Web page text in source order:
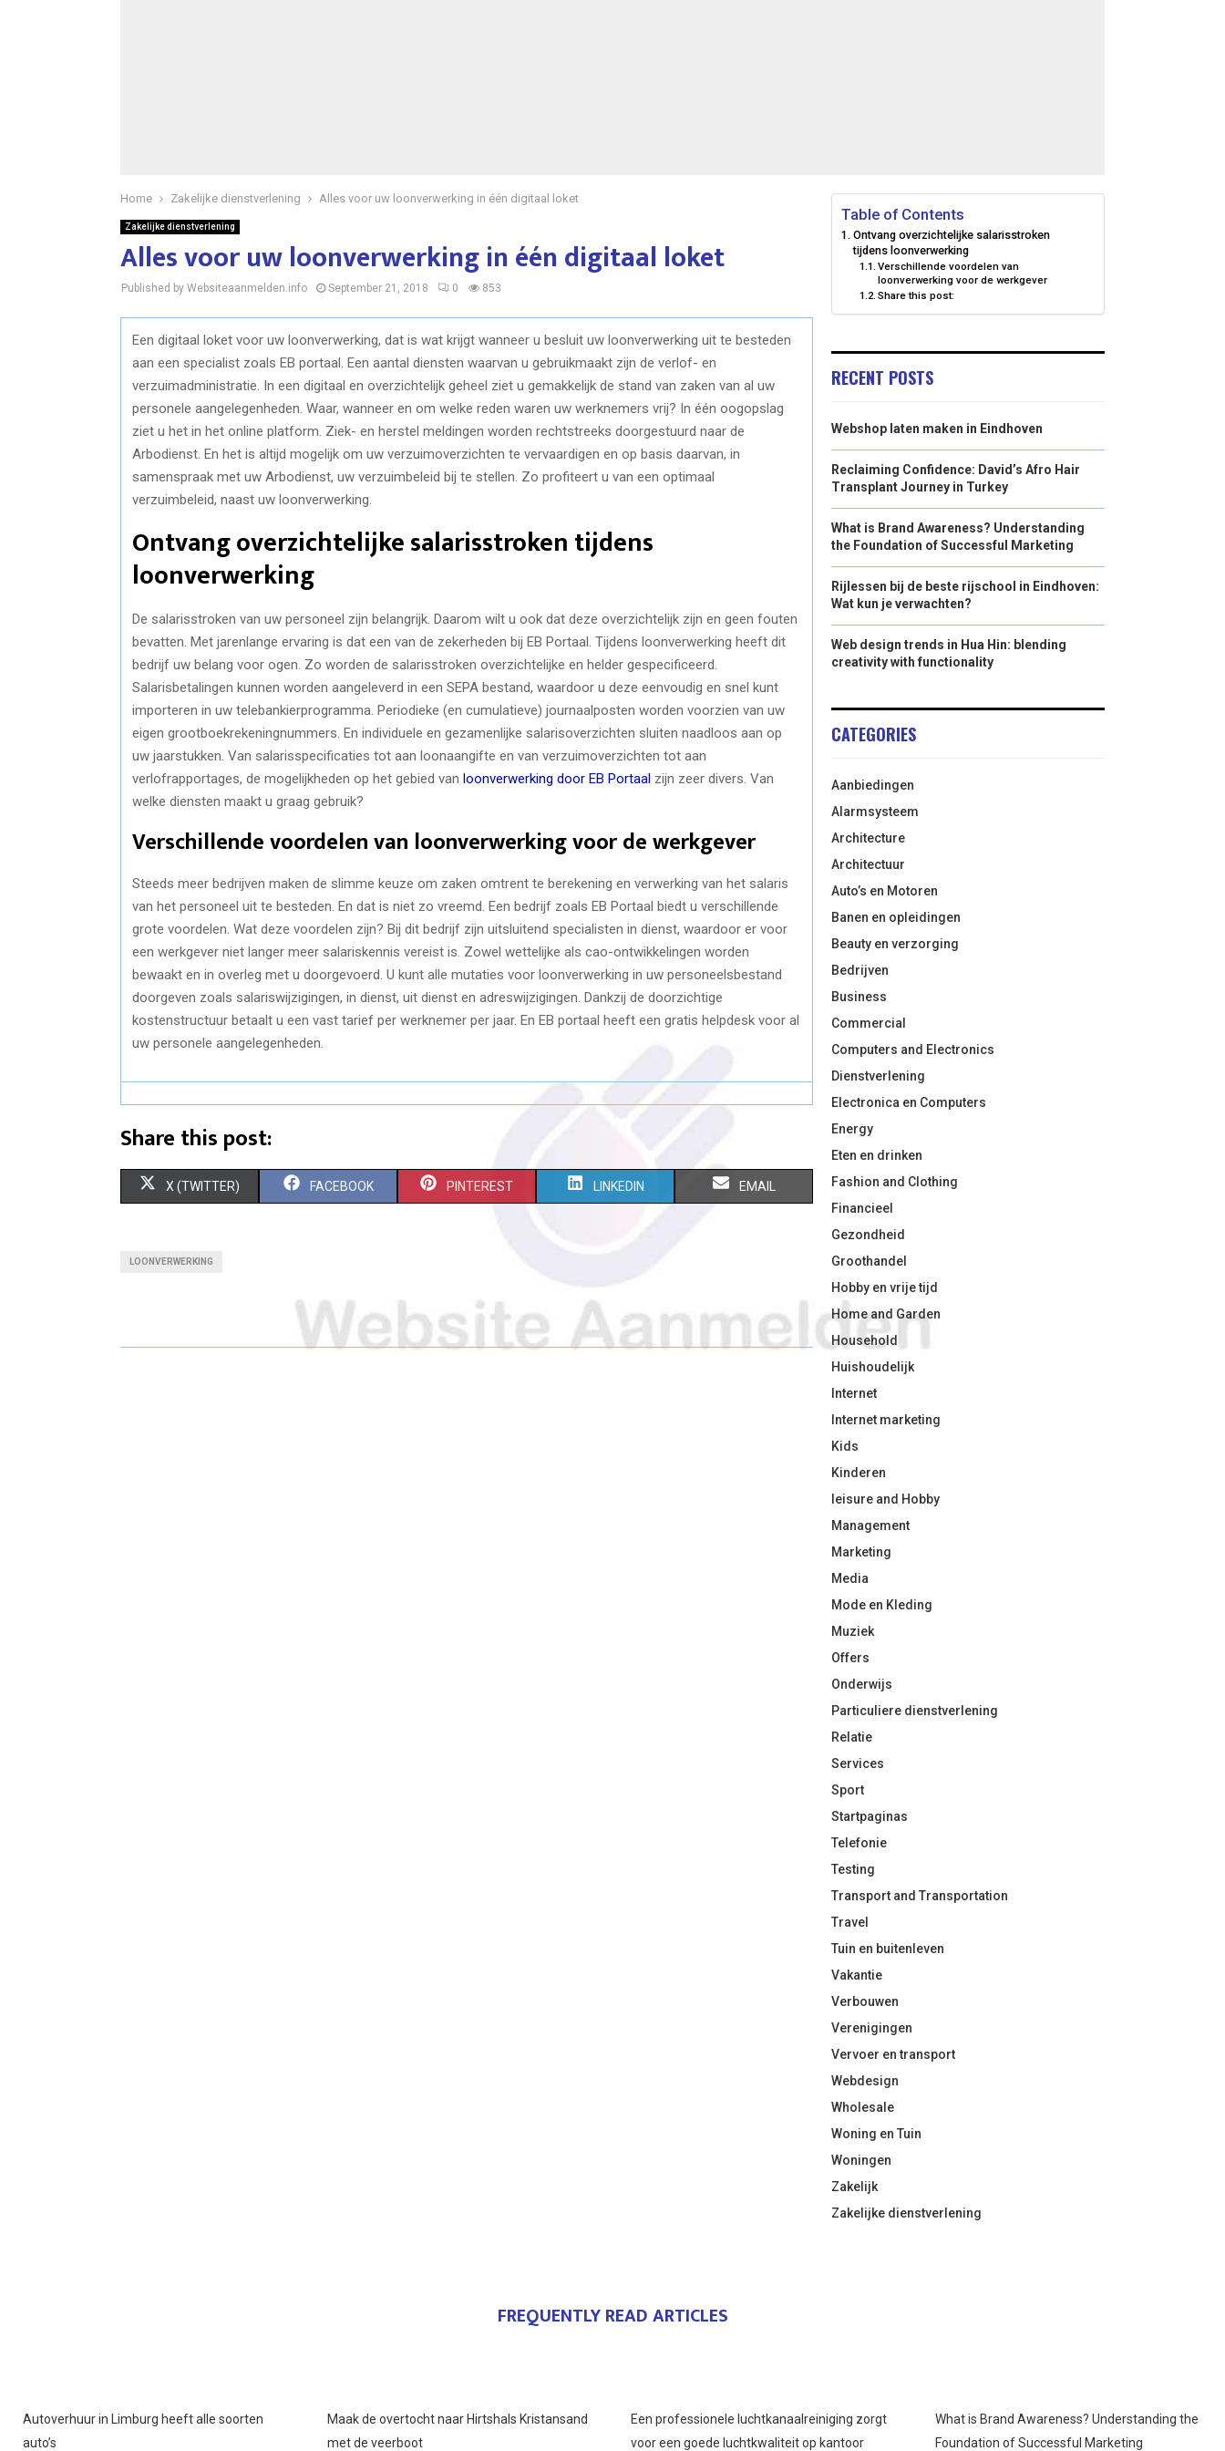
Home Zakelijke dienstverlening Alles voor uw loonverwerking in één digitaal loket
Zakelijke dienstverlening
Alles voor uw loonverwerking in één digitaal loket
Published by Websiteaanmelden.info September 21, 2018 0 853
Een digitaal loket voor uw loonverwerking, dat is wat krijgt wanneer u besluit uw loonverwerking uit te besteden
aan een specialist zoals EB portaal. Een aantal diensten waarvan u gebruikmaakt zijn de verlof- en
verzuimadministratie. In een digitaal en overzichtelijk geheel ziet u gemakkelijk de stand van zaken van al uw
personele aangelegenheden. Waar, wanneer en om welke reden waren uw werknemers vrij? In één oogopslag
ziet u het in het online platform. Ziek- en herstel meldingen worden rechtstreeks doorgestuurd naar de
Arbodienst. En het is altijd mogelijk om uw verzuimoverzichten te vervaardigen en op basis daarvan, in
samenspraak met uw Arbodienst, uw verzuimbeleid bij te stellen. Zo profiteert u van een optimaal
verzuimbeleid, naast uw loonverwerking.
Ontvang overzichtelijke salarisstroken tijdens
loonverwerking
De salarisstroken van uw personeel zijn belangrijk. Daarom wilt u ook dat deze overzichtelijk zijn en geen fouten
bevatten. Met jarenlange ervaring is dat een van de zekerheden bij EB Portaal. Tijdens loonverwerking heeft dit
bedrijf uw belang voor ogen. Zo worden de salarisstroken overzichtelijke en helder gespecificeerd.
Salarisbetalingen kunnen worden aangeleverd in een SEPA bestand, waardoor u deze eenvoudig en snel kunt
importeren in uw telebankierprogramma. Periodieke (en cumulatieve) journaalposten worden voorzien van uw
eigen grootboekrekeningnummers. En individuele en gezamenlijke salarisoverzichten sluiten naadloos aan op
uw jaarstukken. Van salarisspecificaties tot aan loonaangifte en van verzuimoverzichten tot aan
verlofrapportages, de mogelijkheden op het gebied van loonverwerking door EB Portaal zijn zeer divers. Van
welke diensten maakt u graag gebruik?
Verschillende voordelen van loonverwerking voor de werkgever
Steeds meer bedrijven maken de slimme keuze om zaken omtrent te berekening en verwerking van het salaris
van het personeel uit te besteden. En dat is niet zo vreemd. Een bedrijf zoals EB Portaal biedt u verschillende
grote voordelen. Wat deze voordelen zijn? Bij dit bedrijf zijn uitsluitend specialisten in dienst, waardoor er voor
een werkgever niet langer meer salariskennis vereist is. Zowel wettelijke als cao-ontwikkelingen worden
bewaakt en in overleg met u doorgevoerd. U kunt alle mutaties voor loonverwerking in uw personeelsbestand
doorgeven zoals salariswijzigingen, in dienst, uit dienst en adreswijzigingen. Dankzij de doorzichtige
kostenstructuur betaalt u een vast tarief per werknemer per jaar. En EB portaal heeft een gratis helpdesk voor al
uw personele aangelegenheden.
Share this post:
S
O
X (TWITTER) S
O
FACEBOOK S
E
O
PINTEREST S
E
O
LINKEDIN S
E
O
EMAIL
LOONVERWERKING
Table of Contents
Ontvang overzichtelijke salarisstroken
tijdens loonverwerking
Verschillende voordelen van
loonverwerking voor de werkgever
Share this post:
RECENT POSTS
Webshop laten maken in Eindhoven
Reclaiming Confidence: David’s Afro Hair
Transplant Journey in Turkey
What is Brand Awareness? Understanding
the Foundation of Successful Marketing
Rijlessen bij de beste rijschool in Eindhoven:
Wat kun je verwachten?
Web design trends in Hua Hin: blending
creativity with functionality
CATEGORIES
Aanbiedingen
Alarmsysteem
Architecture
Architectuur
Auto’s en Motoren
Banen en opleidingen
Beauty en verzorging
Bedrijven
Business
Commercial
Computers and Electronics
Dienstverlening
Electronica en Computers
Energy
Eten en drinken
Fashion and Clothing
Financieel
Gezondheid
Groothandel
Hobby en vrije tijd
Home and Garden
Household
Huishoudelijk
Internet
Internet marketing
Kids
Kinderen
leisure and Hobby
Management
Marketing
Media
Mode en Kleding
Muziek
Offers
Onderwijs
Particuliere dienstverlening
Relatie
Services
Sport
Startpaginas
Telefonie
Testing
Transport and Transportation
Travel
Tuin en buitenleven
Vakantie
Verbouwen
Verenigingen
Vervoer en transport
Webdesign
Wholesale
Woning en Tuin
Woningen
Zakelijk
Zakelijke dienstverlening
FREQUENTLY READ ARTICLES
Autoverhuur in Limburg heeft alle soorten
auto’s
Maak de overtocht naar Hirtshals Kristansand
met de veerboot
Een professionele luchtkanaalreiniging zorgt
voor een goede luchtkwaliteit op kantoor
What is Brand Awareness? Understanding the
Foundation of Successful Marketing